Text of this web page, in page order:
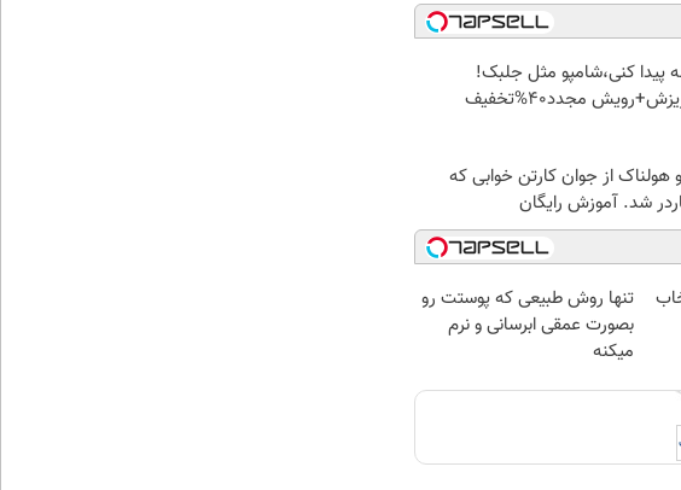
پیدا کنی،شامپو مثل جلبک!
مجدد40%تخفیف
هولناک از جوان کارتن خوابی که
شد. آموزش رایگان
تنها روش طبیعی که پوستت رو
بصورت عمقی ابرسانی و نرم
میکنه